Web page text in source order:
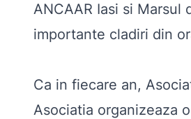
ANCAAR Iasi si
importante cladiri din
Ca in fiecare an,
Asociatia organizeaza